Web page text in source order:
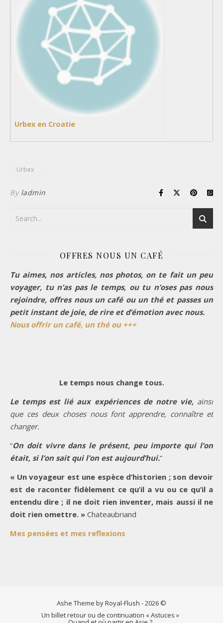
Urbex en Croatie
Urbex
By ladmin
OFFRES NOUS UN CAFÉ
Tu aimes, nos articles, nos photos, on te fait un peu
voyager, tu n’as pas le temps, ou tu n’oses pas nous
rejoindre, offres nous un café ou un thé et passes un
petit instant de joie, de rire et d’émotion avec nous.
Nous offrir un café, un thé ou +++
Le temps nous change tous.
Le temps est lié aux expériences de notre vie, ainsi
que ces deux choses nous font apprendre, connaître et
changer.
“On doit vivre dans le présent, peu importe qui l’on
était, si l’on sait qui l’on est aujourd’hui.”
« Un voyageur est une espèce d’historien ; son devoir
est de raconter fidèlement ce qu’il a vu ou ce qu’il a
entendu dire ; il ne doit rien inventer, mais aussi il ne
doit rien omettre. » Chateaubriand
Mes pensées et mes reflexions
Ashe Theme by Royal-Flush - 2026 ©
Un billet retour ou de continuation « Astuces »